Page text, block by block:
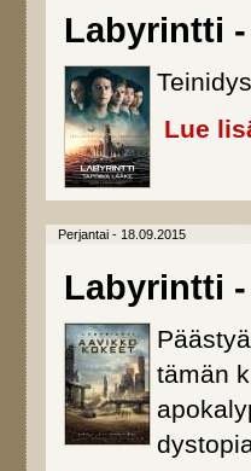
Labyrintti -
Lue
Perjantai - 18.09.2015
Labyrintti
tämän